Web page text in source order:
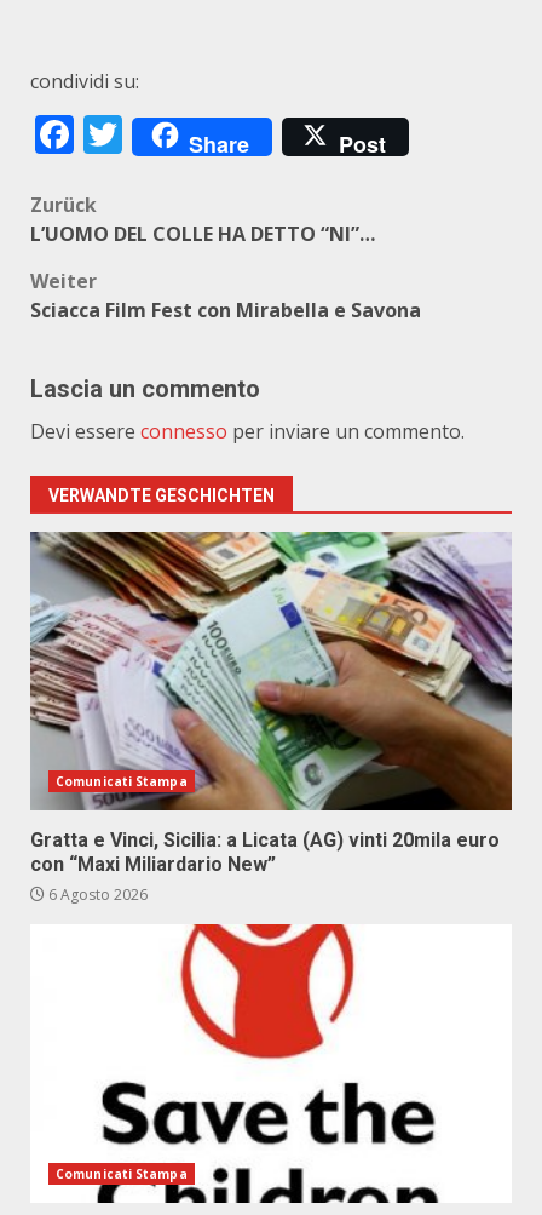
condividi su:
Facebook
Twitter
Share Post
Beitragsnavigation
Zurück
L’UOMO DEL COLLE HA DETTO “NI”…
Weiter
Sciacca Film Fest con Mirabella e Savona
Lascia un commento
Devi essere connesso per inviare un commento.
VERWANDTE GESCHICHTEN
Comunicati Stampa
Gratta e Vinci, Sicilia: a Licata (AG) vinti 20mila euro
con “Maxi Miliardario New”
6 Agosto 2026
Comunicati Stampa